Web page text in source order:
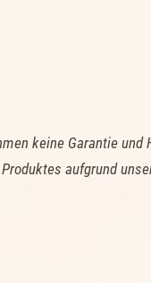
keine Garantie und
aufgrund